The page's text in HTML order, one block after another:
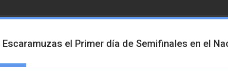
el Primer día de Semifinales en el